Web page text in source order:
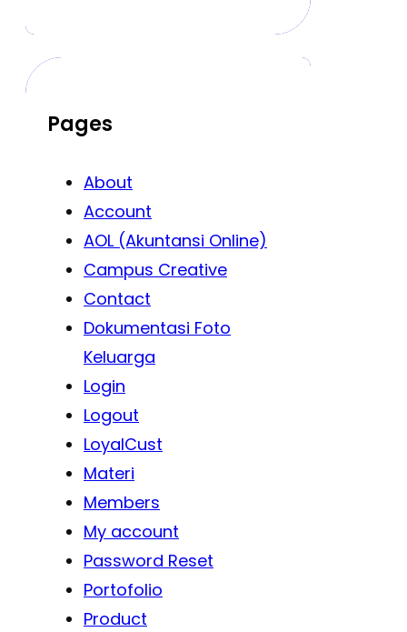
Pages
About
Account
AOL (Akuntansi Online)
Campus Creative
Contact
Dokumentasi Foto
Keluarga
Login
Logout
LoyalCust
Materi
Members
My account
Password Reset
Portofolio
Product